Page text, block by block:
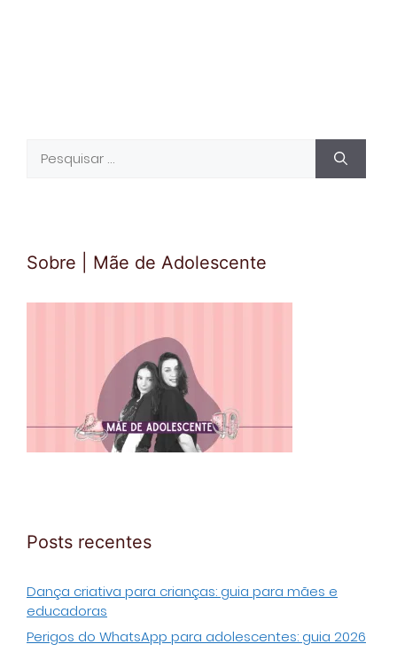
por:
Sobre | Mãe de Adolescente
Posts recentes
Dança criativa para crianças: guia para mães e
educadoras
Perigos do WhatsApp para adolescentes: guia 2026